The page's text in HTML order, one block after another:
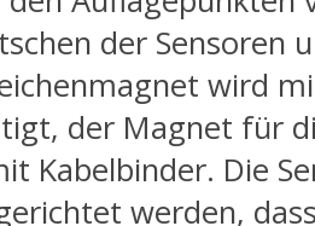
der Sensoren
wird
der Magnet für
Kabelbinder. Die
werden,